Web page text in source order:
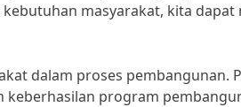
masyarakat, kita
dalam proses pembangunan.
program